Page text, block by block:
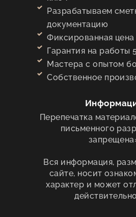
Разрабатываем
документацию
Фиксированная
Гарантия на работы
Мастера с опытом
Собственное
Перепечатка
письменного
Вся информация,
сайте, носит
характер и может